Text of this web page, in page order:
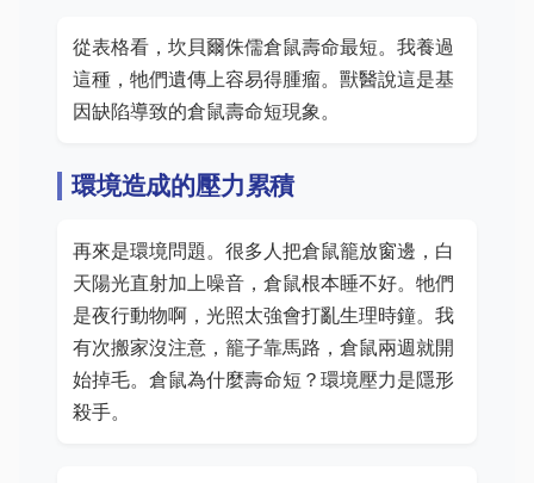
從表格看，坎貝爾侏儒倉鼠壽命最短。我養過
這種，牠們遺傳上容易得腫瘤。獸醫說這是基
因缺陷導致的倉鼠壽命短現象。
環境造成的壓力累積
再來是環境問題。很多人把倉鼠籠放窗邊，白
天陽光直射加上噪音，倉鼠根本睡不好。牠們
是夜行動物啊，光照太強會打亂生理時鐘。我
有次搬家沒注意，籠子靠馬路，倉鼠兩週就開
始掉毛。倉鼠為什麼壽命短？環境壓力是隱形
殺手。